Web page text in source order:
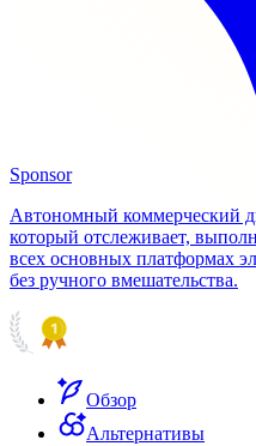
Sponsor
Автономный коммерческий
который отслеживает,
всех основных платформах
без ручного вмешательства.
Обзор
Альтернативы